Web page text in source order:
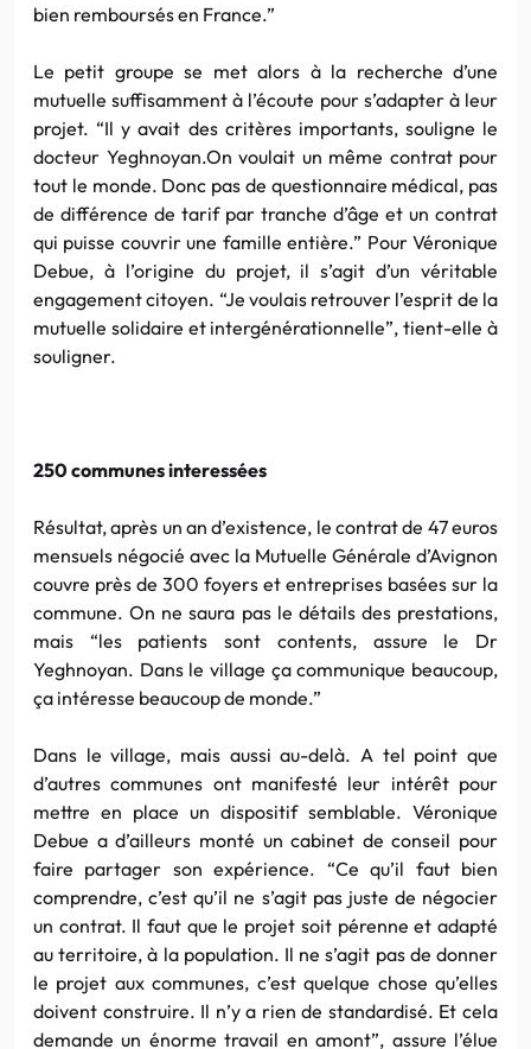
bien remboursés en France.”
Le petit groupe se met alors à la recherche d’une
mutuelle suffisamment à l’écoute pour s’adapter à leur
projet. “Il y avait des critères importants, souligne le
docteur Yeghnoyan.On voulait un même contrat pour
tout le monde. Donc pas de questionnaire médical, pas
de différence de tarif par tranche d’âge et un contrat
qui puisse couvrir une famille entière.” Pour Véronique
Debue, à l’origine du projet, il s’agit d’un véritable
engagement citoyen. “Je voulais retrouver l’esprit de la
mutuelle solidaire et intergénérationnelle”, tient-elle à
souligner.
250 communes interessées
Résultat, après un an d’existence, le contrat de 47 euros
mensuels négocié avec la Mutuelle Générale d’Avignon
couvre près de 300 foyers et entreprises basées sur la
commune. On ne saura pas le détails des prestations,
mais “les patients sont contents, assure le Dr
Yeghnoyan. Dans le village ça communique beaucoup,
ça intéresse beaucoup de monde.”
Dans le village, mais aussi au-delà. A tel point que
d’autres communes ont manifesté leur intérêt pour
mettre en place un dispositif semblable. Véronique
Debue a d’ailleurs monté un cabinet de conseil pour
faire partager son expérience. “Ce qu’il faut bien
comprendre, c’est qu’il ne s’agit pas juste de négocier
un contrat. Il faut que le projet soit pérenne et adapté
au territoire, à la population. Il ne s’agit pas de donner
le projet aux communes, c’est quelque chose qu’elles
doivent construire. Il n’y a rien de standardisé. Et cela
demande un énorme travail en amont”, assure l’élue